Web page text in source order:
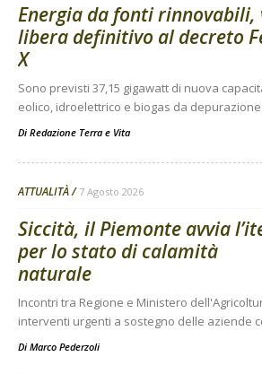
Energia da fonti rinnovabili,
libera definitivo al decreto
X
Sono previsti 37,15 gigawatt di nuova
eolico, idroelettrico e biogas da depurazione
Di Redazione Terra e Vita
ATTUALITÀ 7 Agosto 2026
Siccità, il Piemonte avvia
per lo stato di calamità
naturale
Incontri tra Regione e Ministero
interventi urgenti a sostegno delle aziende
Di Marco Pederzoli